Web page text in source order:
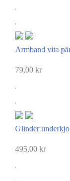
Armband vita
79,00 kr
Glinder
495,00 kr